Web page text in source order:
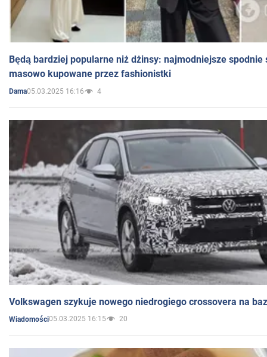
Będą bardziej popularne niż dżinsy: najmodniejsze spodnie
masowo kupowane przez fashionistki
Dama05.03.2025 16:16 4
Volkswagen szykuje nowego niedrogiego crossovera na
Wiadomości05.03.2025 16:15 20